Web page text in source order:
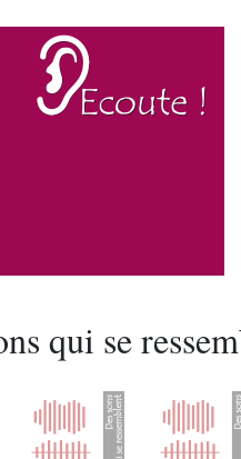
qui se